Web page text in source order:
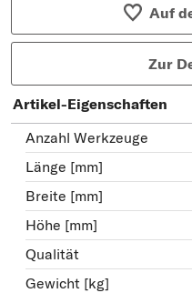
Auf
Zur
Artikel-Eigenschaften
Anzahl Werkzeuge
Länge [mm]
Breite [mm]
Höhe [mm]
Qualität
Gewicht [kg]